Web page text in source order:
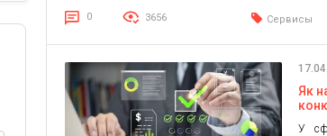
0 3656 Сервисы
Як
У